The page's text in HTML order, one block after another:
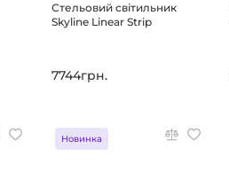
Стельовий світильник
Skyline Linear Strip
7744грн.
Новинка